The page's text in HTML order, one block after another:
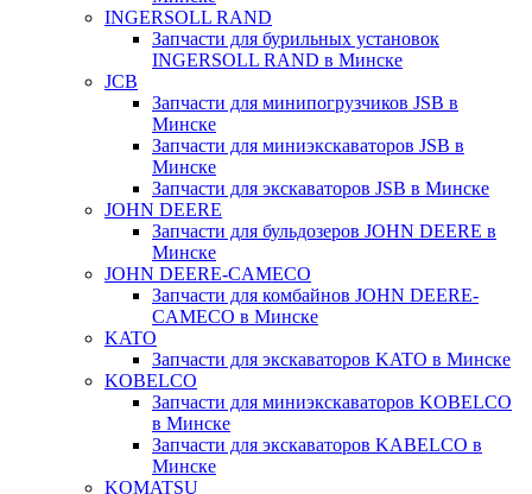
INGERSOLL RAND
Запчасти для бурильных установок
INGERSOLL RAND в Минске
JCB
Запчасти для минипогрузчиков JSB в
Минске
Запчасти для миниэкскаваторов JSB в
Минске
Запчасти для экскаваторов JSB в Минске
JOHN DEERE
Запчасти для бульдозеров JOHN DEERE в
Минске
JOHN DEERE-CAMECO
Запчасти для комбайнов JOHN DEERE-
CAMECO в Минске
KATO
Запчасти для экскаваторов KATO в Минске
KOBELCO
Запчасти для миниэкскаваторов KOBELCO
в Минске
Запчасти для экскаваторов KABELCO в
Минске
KOMATSU